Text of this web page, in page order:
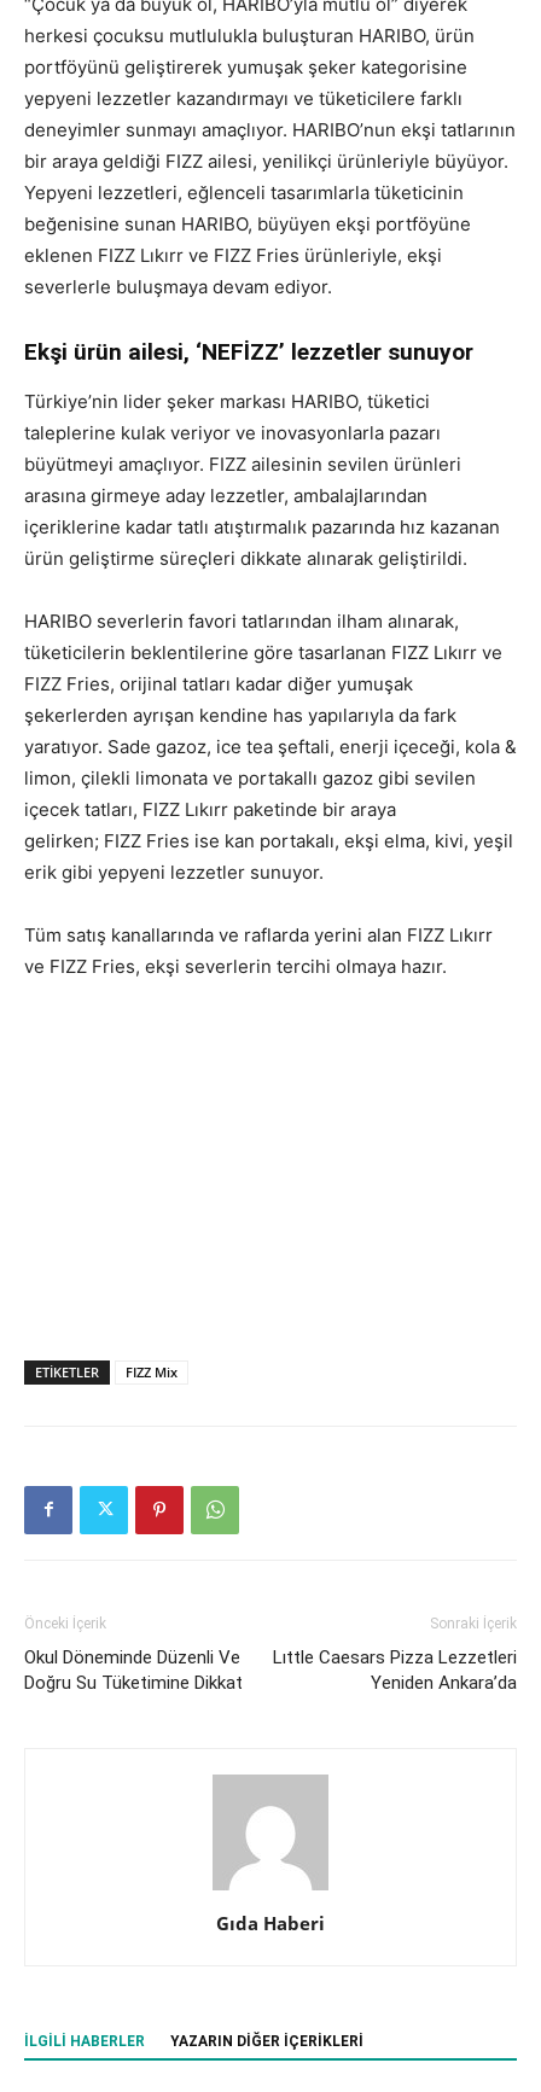
herkesi çocuksu mutlulukla buluşturan HARIBO, ürün
portföyünü geliştirerek yumuşak şeker kategorisine
yepyeni lezzetler kazandırmayı ve tüketicilere farklı
deneyimler sunmayı amaçlıyor. HARIBO’nun ekşi tatlarının
bir araya geldiği FIZZ ailesi, yenilikçi ürünleriyle büyüyor.
Yepyeni lezzetleri, eğlenceli tasarımlarla tüketicinin
beğenisine sunan HARIBO, büyüyen ekşi portföyüne
eklenen FIZZ Lıkırr ve FIZZ Fries ürünleriyle, ekşi
severlerle buluşmaya devam ediyor.
Ekşi ürün ailesi, ‘NEFİZZ’ lezzetler sunuyor
Türkiye’nin lider şeker markası HARIBO, tüketici
taleplerine kulak veriyor ve inovasyonlarla pazarı
büyütmeyi amaçlıyor. FIZZ ailesinin sevilen ürünleri
arasına girmeye aday lezzetler, ambalajlarından
içeriklerine kadar tatlı atıştırmalık pazarında hız kazanan
ürün geliştirme süreçleri dikkate alınarak geliştirildi.
HARIBO severlerin favori tatlarından ilham alınarak,
tüketicilerin beklentilerine göre tasarlanan FIZZ Lıkırr ve
FIZZ Fries, orijinal tatları kadar diğer yumuşak
şekerlerden ayrışan kendine has yapılarıyla da fark
yaratıyor. Sade gazoz, ice tea şeftali, enerji içeceği, kola &
limon, çilekli limonata ve portakallı gazoz gibi sevilen
içecek tatları, FIZZ Lıkırr paketinde bir araya
gelirken; FIZZ Fries ise kan portakalı, ekşi elma, kivi, yeşil
erik gibi yepyeni lezzetler sunuyor.
Tüm satış kanallarında ve raflarda yerini alan FIZZ Lıkırr
ve FIZZ Fries, ekşi severlerin tercihi olmaya hazır.
ETIKETLER FIZZ Mix
Önceki İçerik
Okul Döneminde Düzenli Ve
Doğru Su Tüketimine Dikkat
Sonraki İçerik
Lıttle Caesars Pizza Lezzetleri
Yeniden Ankara’da
Gıda Haberi
İLGILI HABERLER YAZARIN DIĞER İÇERIKLERI